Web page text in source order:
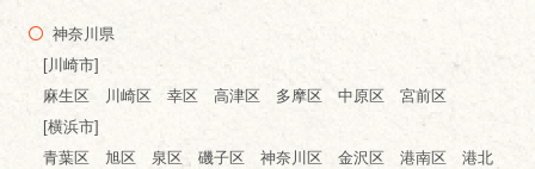
神奈川県
[川崎市]
麻生区 川崎区 幸区 高津区 多摩区 中原区 宮前区
[横浜市]
青葉区 旭区 泉区 磯子区 神奈川区 金沢区 港南区 港北